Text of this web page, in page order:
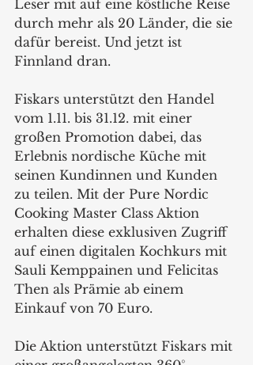
Leser mit auf eine köstliche Reise
durch mehr als 20 Länder, die sie
dafür bereist. Und jetzt ist
Finnland dran.
Fiskars unterstützt den Handel
vom 1.11. bis 31.12. mit einer
großen Promotion dabei, das
Erlebnis nordische Küche mit
seinen Kundinnen und Kunden
zu teilen. Mit der Pure Nordic
Cooking Master Class Aktion
erhalten diese exklusiven Zugriff
auf einen digitalen Kochkurs mit
Sauli Kemppainen und Felicitas
Then als Prämie ab einem
Einkauf von 70 Euro.
Die Aktion unterstützt Fiskars mit